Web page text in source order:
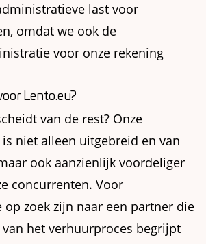
last voor
omdat we ook de
voor onze rekening
Lento.eu?
van de rest? Onze
niet alleen uitgebreid en van
ook aanzienlijk voordeliger
concurrenten. Voor
zoek zijn naar een partner die
het verhuurproces begrijpt